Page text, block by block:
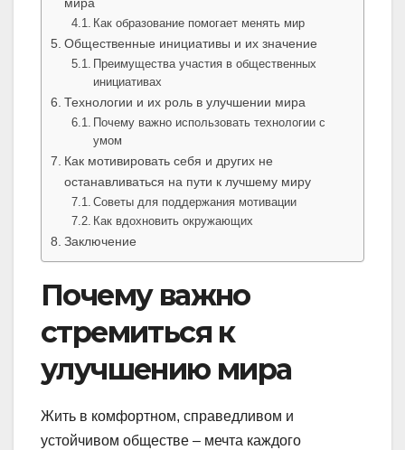
мира
Как образование помогает менять мир
Общественные инициативы и их значение
Преимущества участия в общественных
инициативах
Технологии и их роль в улучшении мира
Почему важно использовать технологии с
умом
Как мотивировать себя и других не
останавливаться на пути к лучшему миру
Советы для поддержания мотивации
Как вдохновить окружающих
Заключение
Почему важно
стремиться к
улучшению мира
Жить в комфортном, справедливом и
устойчивом обществе – мечта каждого